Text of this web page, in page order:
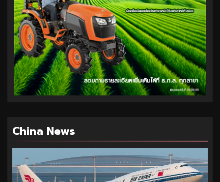
China News